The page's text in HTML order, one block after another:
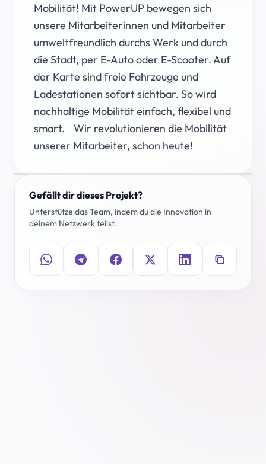
Mobilität! Mit PowerUP bewegen sich
unsere Mitarbeiterinnen und Mitarbeiter
umweltfreundlich durchs Werk und durch
die Stadt, per E-Auto oder E-Scooter. Auf
der Karte sind freie Fahrzeuge und
Ladestationen sofort sichtbar. So wird
nachhaltige Mobilität einfach, flexibel und
smart. Wir revolutionieren die Mobilität
unserer Mitarbeiter, schon heute!
Gefällt dir dieses Projekt?
Unterstütze das Team, indem du die Innovation in
deinem Netzwerk teilst.